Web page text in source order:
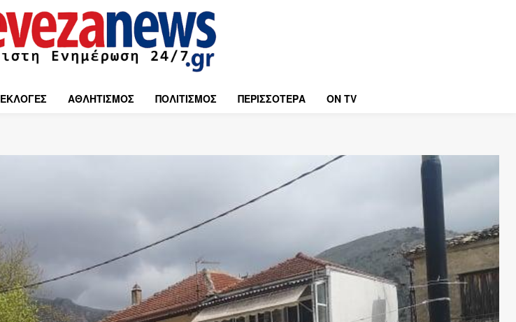
ΕΚΛΟΓΕΣ ΑΘΛΗΤΙΣΜΟΣ ΠΟΛΙΤΙΣΜΟΣ ΠΕΡΙΣΣΟΤΕΡΑ ON TV